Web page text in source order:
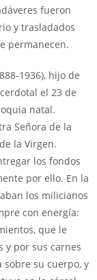
fueron
y trasladados
permanecen.
1936), hijo de
el 23 de
natal.
Señora de la
la Virgen.
los fondos
por ello. En la
los milicianos
con energía:
que le
y por sus carnes
sobre su cuerpo, y